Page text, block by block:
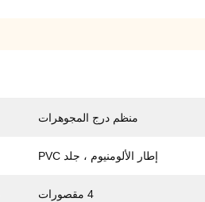
منظم درج المجوهرات
إطار الألومنيوم ، جلد PVC
4 مقصورات